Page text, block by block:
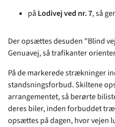
på Lodivej ved nr. 7, så
Der opsættes desuden "Blind
Genuavej, så trafikanter
På de markerede strækninger
standsningsforbud. Skiltene
arrangementet, så berørte
deres biler, inden forbuddet
opsættes på dagen, hvor vejen